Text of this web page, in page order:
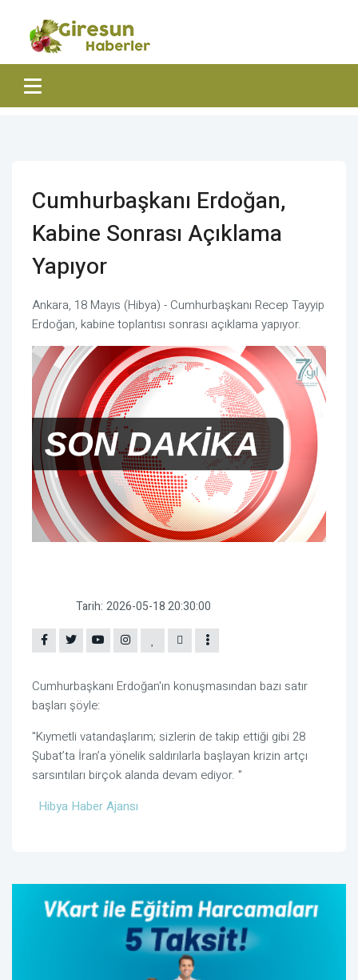
Cumhurbaşkanı Erdoğan,
Kabine Sonrası Açıklama
Yapıyor
Ankara, 18 Mayıs (Hibya) - Cumhurbaşkanı Recep Tayyip
Erdoğan, kabine toplantısı sonrası açıklama yapıyor.
Tarih: 2026-05-18 20:30:00
Cumhurbaşkanı Erdoğan'ın konuşmasından bazı satır
başları şöyle:
"Kıymetli vatandaşlarım; sizlerin de takip ettiği gibi 28
Şubat’ta İran’a yönelik saldırılarla başlayan krizin artçı
sarsıntıları birçok alanda devam ediyor. "
Hibya Haber Ajansı